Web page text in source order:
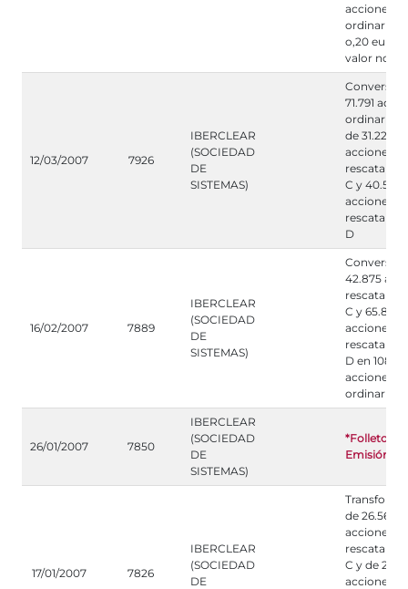
acciones
ordinarias
o,20 euros
valor
12/03/2007 7926
IBERCLEAR
(SOCIEDAD
DE
SISTEMAS)
71.791
ordinarias
de 31.224
acciones
C y 40.567
acciones
D
16/02/2007 7889
IBERCLEAR
(SOCIEDAD
DE
SISTEMAS)
42.875
C y 65.889
acciones
D en
acciones
ordinarias
26/01/2007 7850
IBERCLEAR
(SOCIEDAD
DE
SISTEMAS)
*Folleto de
Emisión
17/01/2007 7826
IBERCLEAR
(SOCIEDAD
DE
de 26.561
acciones
C y de
acciones